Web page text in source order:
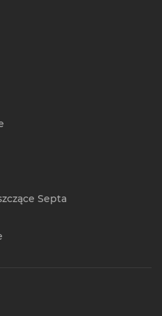
Septa